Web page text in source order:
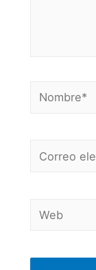
Nombre*
Correo
Web